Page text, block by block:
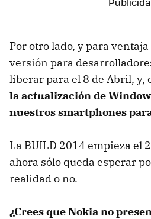
Por otro lado, y para
versión para
liberar para el 8 de Abril, y,
la actualización de
nuestros smartphones
La BUILD 2014 empieza el
ahora sólo queda esperar
realidad o no.
¿Crees que Nokia no